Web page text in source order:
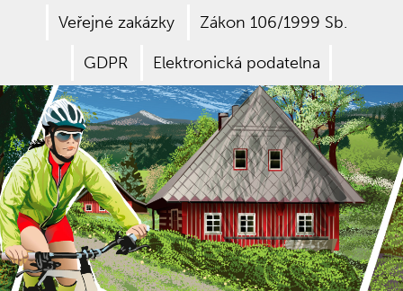
Veřejné zakázky Zákon 106/1999 Sb.
GDPR Elektronická podatelna